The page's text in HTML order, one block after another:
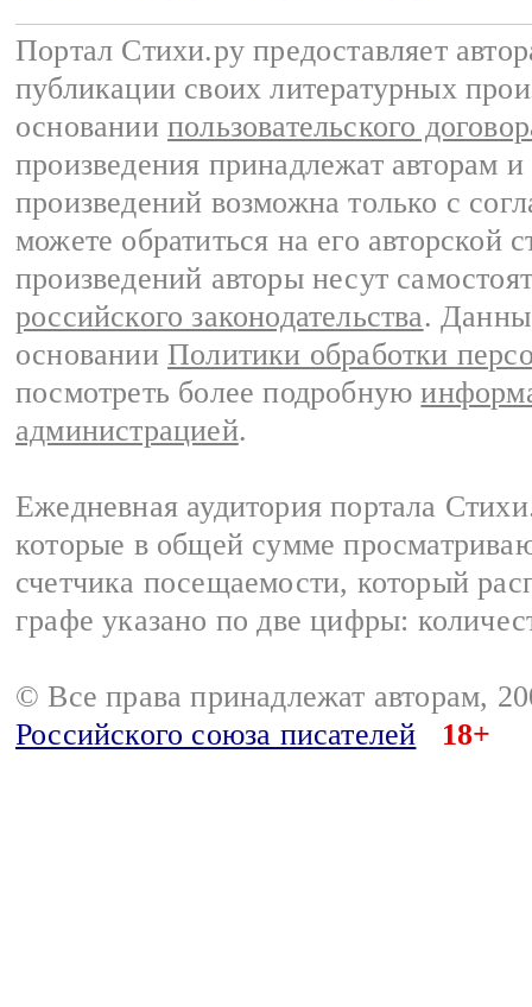
Портал Стихи.ру предоставляет
публикации своих литературных
основании пользовательского
произведения принадлежат авторам
произведений возможна только с
можете обратиться на его авторской
произведений авторы несут
российского законодательства.
основании Политики обработки
посмотреть более подробную
администрацией.
Ежедневная аудитория портала
которые в общей сумме
счетчика посещаемости, который
графе указано по две цифры:
© Все права принадлежат авторам,
Российского союза писателей
18+